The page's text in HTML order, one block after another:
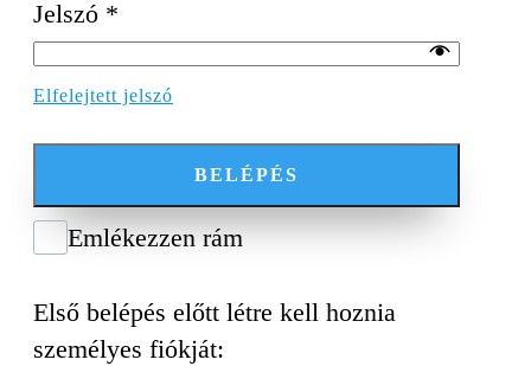
Jelszó *
Elfelejtett jelszó
BELÉPÉS
Emlékezzen rám
Első belépés előtt létre kell hoznia
személyes fiókját: